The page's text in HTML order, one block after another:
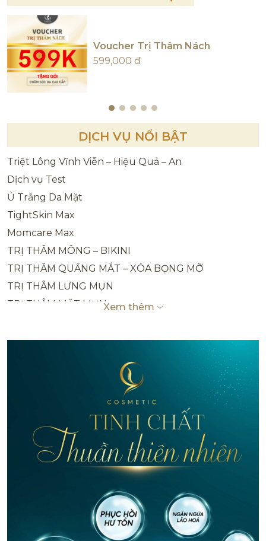
Voucher Trị Thâm Nách
599,000 đ
DỊCH VỤ NỔI BẬT
Triệt Lông Vĩnh Viễn – Hiệu Quả – An
Dịch vụ Test
Ủ Trắng Da Mặt
TightSkin Max
Momcare Max
TRỊ THÂM MÔNG – BIKINI
TRỊ THÂM QUẦNG MẮT – XÓA BỌNG MỠ
TRỊ THÂM LƯNG MỤN
TRỊ THÂM MẶT MỤNXem thêm